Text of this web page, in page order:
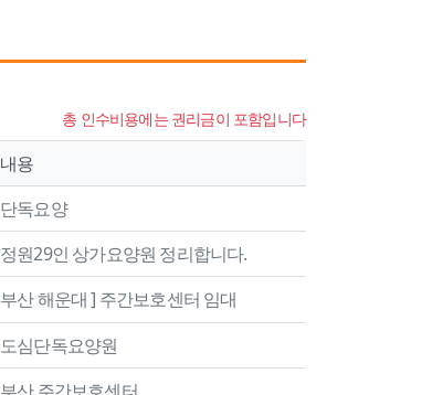
총 인수비용에는 권리금이 포함입니다
내용
단독요양
정원29인 상가요양원 정리합니다.
부산 해운대 ] 주간보호센터 임대
도심단독요양원